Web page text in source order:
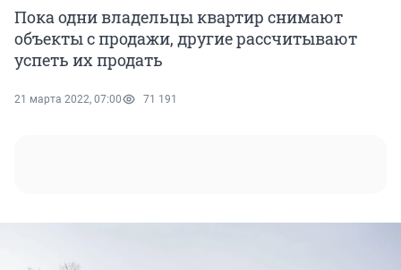
Пока одни владельцы квартир снимают
объекты с продажи, другие рассчитывают
успеть их продать
21 марта 2022, 07:00 71 191